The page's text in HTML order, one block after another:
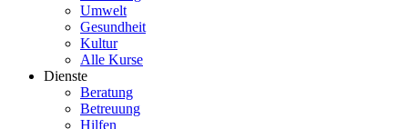
Umwelt
Gesundheit
Kultur
Alle Kurse
Dienste
Beratung
Betreuung
Hilfen